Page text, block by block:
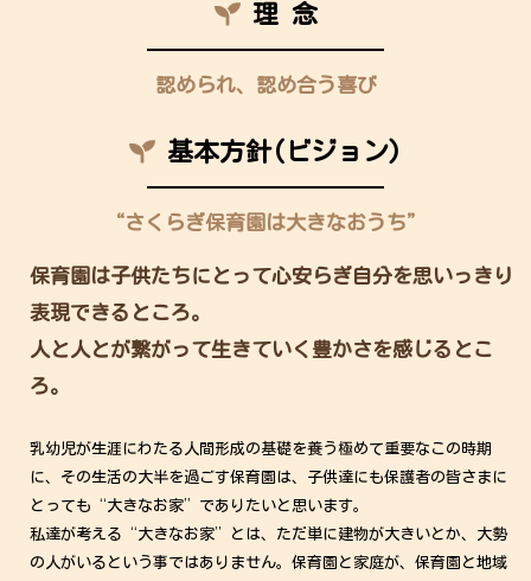
理 念
認められ、認め合う喜び
基本方針(ビジョン)
“さくらぎ保育園は大きなおうち”
保育園は子供たちにとって心安らぎ自分を思いっきり
表現できるところ。
人と人とが繋がって生きていく豊かさを感じるとこ
ろ。
乳幼児が生涯にわたる人間形成の基礎を養う極めて重要なこの時期
に、その生活の大半を過ごす保育園は、子供達にも保護者の皆さまに
とっても“大きなお家”でありたいと思います。
私達が考える“大きなお家”とは、ただ単に建物が大きいとか、大勢
の人がいるという事ではありません。保育園と家庭が、保育園と地域